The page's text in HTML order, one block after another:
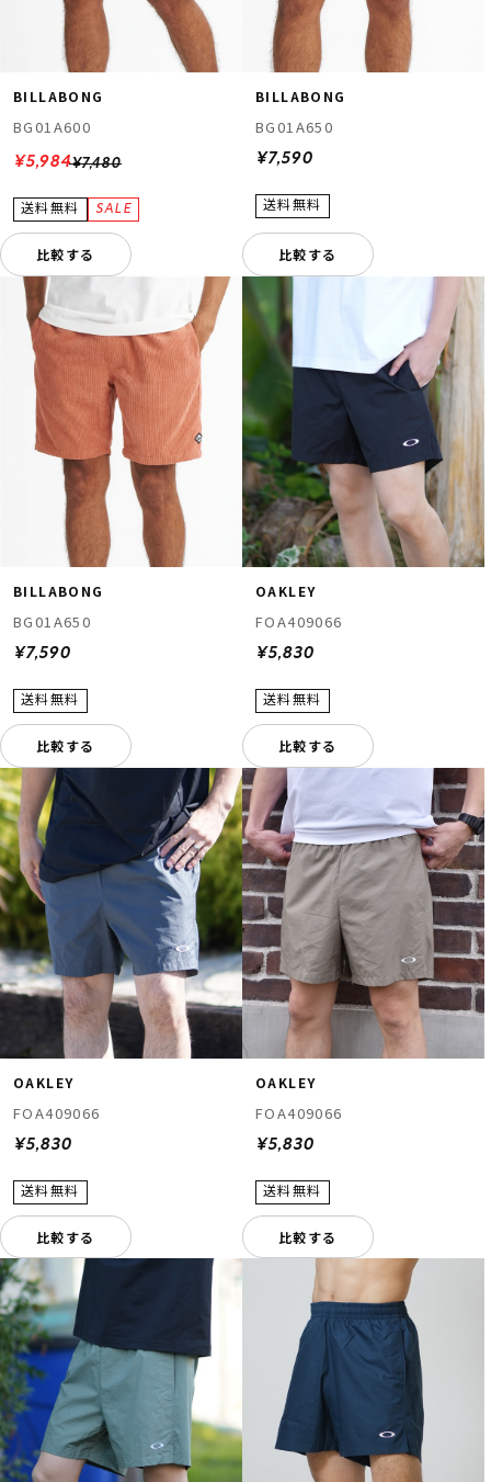
BILLABONG
BG01A600
¥7,480
¥5,984
比較する
BILLABONG
BG01A650
¥7,590
比較する
BILLABONG
BG01A650
¥7,590
比較する
OAKLEY
FOA409066
¥5,830
比較する
OAKLEY
FOA409066
¥5,830
比較する
OAKLEY
FOA409066
¥5,830
比較する